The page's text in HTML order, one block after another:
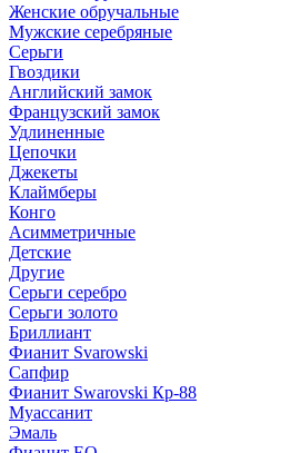
Женские обручальные
Мужские серебряные
Серьги
Гвоздики
Английский замок
Французский замок
Удлиненные
Цепочки
Джекеты
Клаймберы
Конго
Асимметричные
Детские
Другие
Серьги серебро
Серьги золото
Бриллиант
Фианит Svarowski
Сапфир
Фианит Swarovski Кр-88
Муассанит
Эмаль